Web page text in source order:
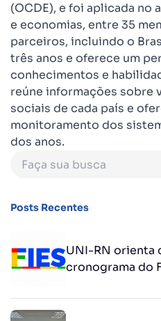
(OCDE), e foi aplicada no
e economias, entre 35
parceiros, incluindo o
três anos e oferece um
conhecimentos e
reúne informações sobre
sociais de cada país e
monitoramento dos
dos anos.
Posts Recentes
UNI-RN orienta
cronograma do